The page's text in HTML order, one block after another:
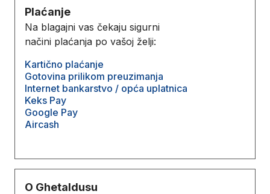
Plaćanje
Na blagajni vas čekaju sigurni
načini plaćanja po vašoj želji:
Kartično plaćanje
Gotovina prilikom preuzimanja
Internet bankarstvo / opća uplatnica
Keks Pay
Google Pay
Aircash
O Ghetaldusu